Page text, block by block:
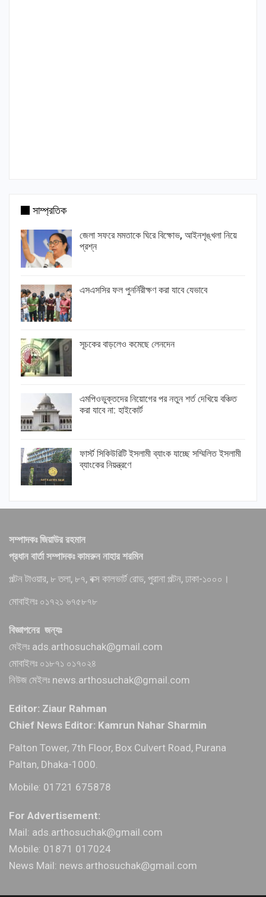
সাম্প্রতিক
জেলা সফরে মমতাকে ঘিরে বিক্ষোভ, আইনশৃঙ্খলা নিয়ে
প্রশ্ন
এসএসসির ফল পুনর্নিরীক্ষণ করা যাবে যেভাবে
সূচকের বাড়লেও কমেছে লেনদেন
এমপিওভুক্তদের নিয়োগের পর নতুন শর্ত দেখিয়ে বঞ্চিত
করা যাবে না: হাইকোর্ট
ফার্স্ট সিকিউরিটি ইসলামী ব্যাংক যাচ্ছে সম্মিলিত ইসলামী
ব্যাংকের নিয়ন্ত্রণে
সম্পাদকঃ জিয়াউর রহমান
প্রধান বার্তা সম্পাদকঃ কামরুন নাহার শরমিন
পল্টন টাওয়ার, ৮ তলা, ৮৭, বক্স কালভার্ট রোড, পুরানা পল্টন, ঢাকা-১০০০।
মোবাইলঃ ০১৭২১ ৬৭৫৮৭৮
বিজ্ঞাপনের জন্যঃ
মেইলঃ ads.arthosuchak@gmail.com
মোবাইলঃ ০১৮৭১ ০১৭০২৪
নিউজ মেইলঃ news.arthosuchak@gmail.com
Editor: Ziaur Rahman
Chief News Editor: Kamrun Nahar Sharmin
Palton Tower, 7th Floor, Box Culvert Road, Purana
Paltan, Dhaka-1000.
Mobile: 01721 675878
For Advertisement:
Mail: ads.arthosuchak@gmail.com
Mobile: 01871 017024
News Mail: news.arthosuchak@gmail.com